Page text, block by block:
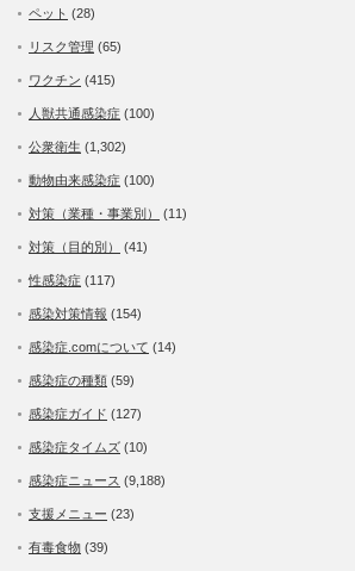
ペット (28)
リスク管理 (65)
ワクチン (415)
人獣共通感染症 (100)
公衆衛生 (1,302)
動物由来感染症 (100)
対策（業種・事業別） (11)
対策（目的別） (41)
性感染症 (117)
感染対策情報 (154)
感染症.comについて (14)
感染症の種類 (59)
感染症ガイド (127)
感染症タイムズ (10)
感染症ニュース (9,188)
支援メニュー (23)
有毒食物 (39)